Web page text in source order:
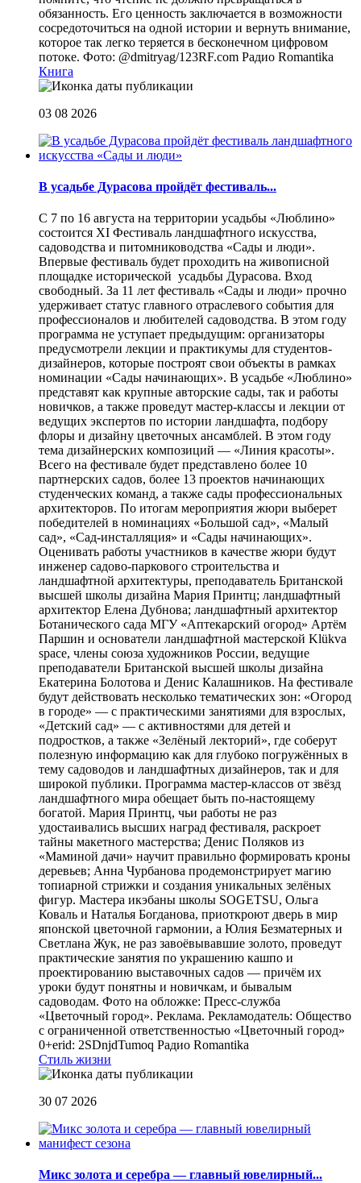
обязанность. Его ценность заключается в возможности
сосредоточиться на одной истории и вернуть внимание,
которое так легко теряется в бесконечном цифровом
потоке. Фото: @dmitryag/123RF.com Радио Romantika
Книга
03 08 2026
В усадьбе Дурасова пройдёт фестиваль...
С 7 по 16 августа на территории усадьбы «Люблино»
состоится XI Фестиваль ландшафтного искусства,
садоводства и питомниководства «Сады и люди».
Впервые фестиваль будет проходить на живописной
площадке исторической усадьбы Дурасова. Вход
свободный. За 11 лет фестиваль «Сады и люди» прочно
удерживает статус главного отраслевого события для
профессионалов и любителей садоводства. В этом году
программа не уступает предыдущим: организаторы
предусмотрели лекции и практикумы для студентов-
дизайнеров, которые построят свои объекты в рамках
номинации «Сады начинающих». В усадьбе «Люблино»
представят как крупные авторские сады, так и работы
новичков, а также проведут мастер-классы и лекции от
ведущих экспертов по истории ландшафта, подбору
флоры и дизайну цветочных ансамблей. В этом году
тема дизайнерских композиций — «Линия красоты».
Всего на фестивале будет представлено более 10
партнерских садов, более 13 проектов начинающих
студенческих команд, а также сады профессиональных
архитекторов. По итогам мероприятия жюри выберет
победителей в номинациях «Большой сад», «Малый
сад», «Сад-инсталляция» и «Сады начинающих».
Оценивать работы участников в качестве жюри будут
инженер садово-паркового строительства и
ландшафтной архитектуры, преподаватель Британской
высшей школы дизайна Мария Принтц; ландшафтный
архитектор Елена Дубнова; ландшафтный архитектор
Ботанического сада МГУ «Аптекарский огород» Артём
Паршин и основатели ландшафтной мастерской Klükva
space, члены союза художников России, ведущие
преподаватели Британской высшей школы дизайна
Екатерина Болотова и Денис Калашников. На фестивале
будут действовать несколько тематических зон: «Огород
в городе» — с практическими занятиями для взрослых,
«Детский сад» — с активностями для детей и
подростков, а также «Зелёный лекторий», где соберут
полезную информацию как для глубоко погружённых в
тему садоводов и ландшафтных дизайнеров, так и для
широкой публики. Программа мастер-классов от звёзд
ландшафтного мира обещает быть по-настоящему
богатой. Мария Принтц, чьи работы не раз
удостаивались высших наград фестиваля, раскроет
тайны макетного мастерства; Денис Поляков из
«Маминой дачи» научит правильно формировать кроны
деревьев; Анна Чурбанова продемонстрирует магию
топиарной стрижки и создания уникальных зелёных
фигур. Мастера икэбаны школы SOGETSU, Ольга
Коваль и Наталья Богданова, приоткроют дверь в мир
японской цветочной гармонии, а Юлия Безматерных и
Светлана Жук, не раз завоёвывавшие золото, проведут
практические занятия по украшению кашпо и
проектированию выставочных садов — причём их
уроки будут понятны и новичкам, и бывалым
садоводам. Фото на обложке: Пресс-служба
«Цветочный город». Реклама. Рекламодатель: Общество
с ограниченной ответственностью «Цветочный город»
0+erid: 2SDnjdTumoq Радио Romantika
Стиль жизни
30 07 2026
Микс золота и серебра — главный ювелирный...